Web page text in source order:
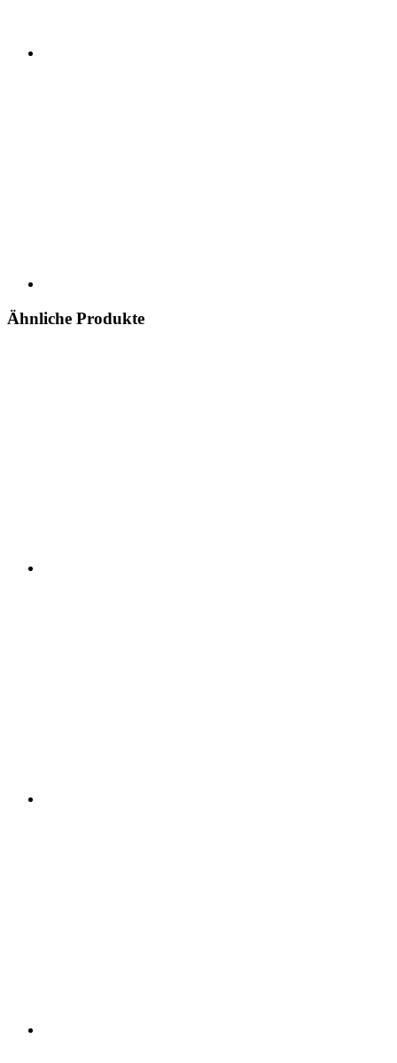
Ähnliche Produkte